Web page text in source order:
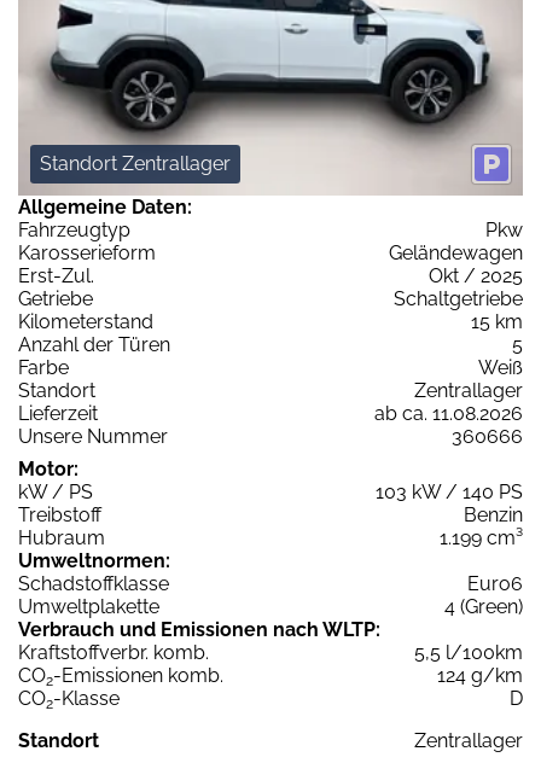
Standort Zentrallager
Allgemeine Daten:
Fahrzeugtyp
Pkw
Karosserieform
Geländewagen
Erst-Zul.
Okt / 2025
Getriebe
Schaltgetriebe
Kilometerstand
15 km
Anzahl der Türen
5
Farbe
Weiß
Standort
Zentrallager
Lieferzeit
ab ca. 11.08.2026
Unsere Nummer
360666
Motor:
kW / PS
103 kW / 140 PS
Treibstoff
Benzin
Hubraum
1.199 cm³
Umweltnormen:
Schadstoffklasse
Euro6
Umweltplakette
4 (Green)
Verbrauch und Emissionen nach WLTP:
Kraftstoffverbr. komb.
5,5 l/100km
CO2-Emissionen komb.
124 g/km
CO2-Klasse
D
Standort
Zentrallager